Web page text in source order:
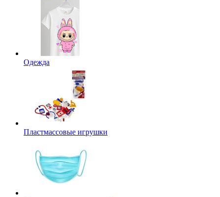
Одежда
Пластмассовые игрушки